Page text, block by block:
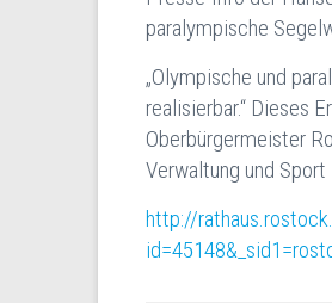
paralympische
„Olympische und
realisierbar.“ Dieses
Oberbürgermeister
Verwaltung und
http://